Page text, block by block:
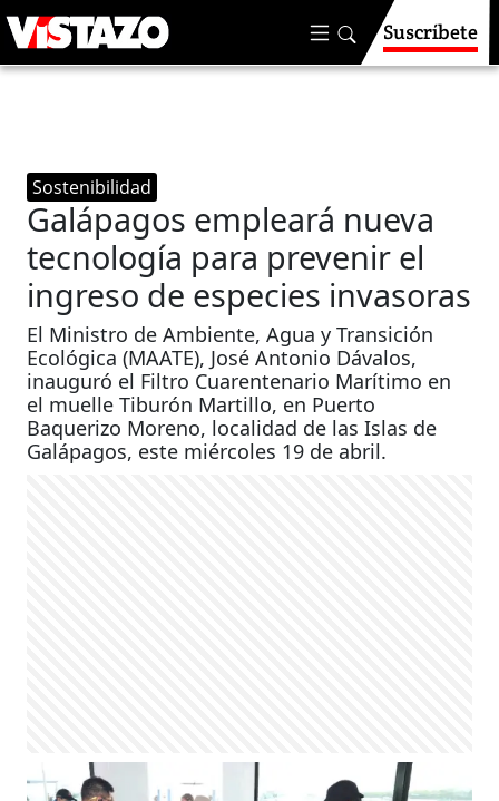
Suscríbete
Sostenibilidad
Galápagos empleará nueva
tecnología para prevenir el
ingreso de especies invasoras
El Ministro de Ambiente, Agua y Transición
Ecológica (MAATE), José Antonio Dávalos,
inauguró el Filtro Cuarentenario Marítimo en
el muelle Tiburón Martillo, en Puerto
Baquerizo Moreno, localidad de las Islas de
Galápagos, este miércoles 19 de abril.